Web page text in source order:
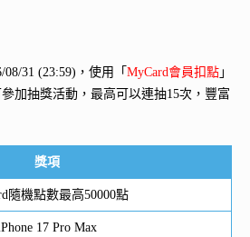
08/31 (23:59)，使用「 MyCard會員扣點 」
加抽獎活動，最高可以連抽15次，豐富
獎項
隨機點數最高50000點
17 Pro Max